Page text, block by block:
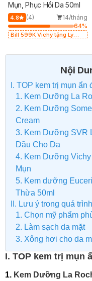
Mụn, Phục Hồi Da 50ml
4.8 (4)
14/tháng
64%
Bill 599K Vichy tặng Ly
Nội
I. TOP kem trị mụn
1. Kem Dưỡng La
2. Kem Dưỡng
Cream
3. Kem Dưỡng SVR
Dầu Cho Da
4. Kem Dưỡng
Mụn
5. Kem dưỡng
Thừa 50ml
II. Lưu ý trong quá
1. Chọn mỹ phẩm
2. Làm sạch da mặt
3. Xông hơi cho da
I. TOP kem trị mụn
1. Kem Dưỡng La